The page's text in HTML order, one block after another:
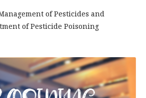
of Pesticides and
of Pesticide Poisoning